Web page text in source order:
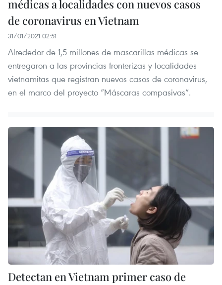
médicas a localidades con nuevos casos
de coronavirus en Vietnam
31/01/2021 02:51
Alrededor de 1,5 millones de mascarillas médicas se
entregaron a las provincias fronterizas y localidades
vietnamitas que registran nuevos casos de coronavirus,
en el marco del proyecto “Máscaras compasivas”.
Detectan en Vietnam primer caso de